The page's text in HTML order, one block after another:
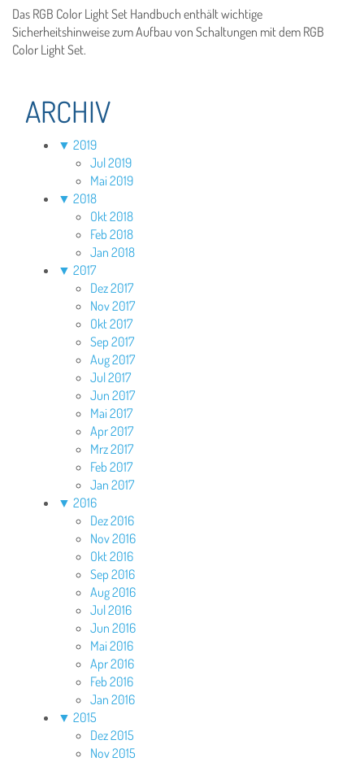
Das RGB Color Light Set Handbuch enthält wichtige
Sicherheitshinweise zum Aufbau von Schaltungen mit dem RGB
Color Light Set.
ARCHIV
▼ 2019
Jul 2019
Mai 2019
▼ 2018
Okt 2018
Feb 2018
Jan 2018
▼ 2017
Dez 2017
Nov 2017
Okt 2017
Sep 2017
Aug 2017
Jul 2017
Jun 2017
Mai 2017
Apr 2017
Mrz 2017
Feb 2017
Jan 2017
▼ 2016
Dez 2016
Nov 2016
Okt 2016
Sep 2016
Aug 2016
Jul 2016
Jun 2016
Mai 2016
Apr 2016
Feb 2016
Jan 2016
▼ 2015
Dez 2015
Nov 2015